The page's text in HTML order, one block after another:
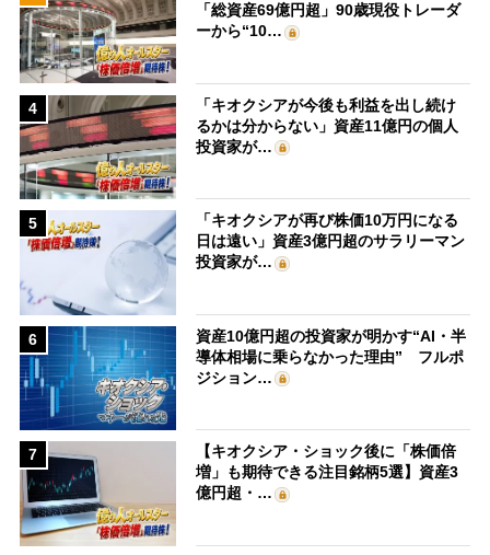
「総資産69億円超」90歳現役トレーダ
ーから“10…
4
「キオクシアが今後も利益を出し続け
るかは分からない」資産11億円の個人
投資家が…
5
「キオクシアが再び株価10万円になる
日は遠い」資産3億円超のサラリーマン
投資家が…
6
資産10億円超の投資家が明かす“AI・半
導体相場に乗らなかった理由” フルポ
ジション…
7
【キオクシア・ショック後に「株価倍
増」も期待できる注目銘柄5選】資産3
億円超・…